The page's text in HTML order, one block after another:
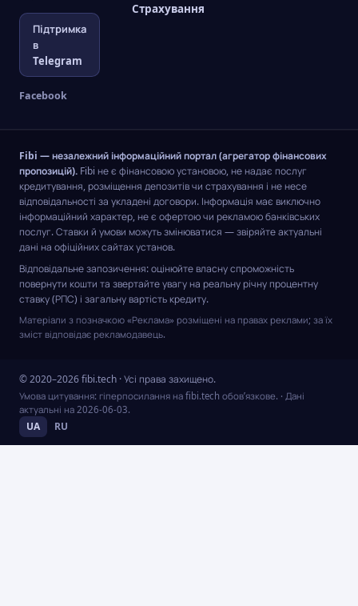
Підтримка
в
Telegram
Facebook
Страхування
Fibi — незалежний інформаційний портал (агрегатор фінансових
пропозицій). Fibi не є фінансовою установою, не надає послуг
кредитування, розміщення депозитів чи страхування і не несе
відповідальності за укладені договори. Інформація має виключно
інформаційний характер, не є офертою чи рекламою банківських
послуг. Ставки й умови можуть змінюватися — звіряйте актуальні
дані на офіційних сайтах установ.
Відповідальне запозичення: оцінюйте власну спроможність
повернути кошти та звертайте увагу на реальну річну процентну
ставку (РПС) і загальну вартість кредиту.
Матеріали з позначкою «Реклама» розміщені на правах реклами; за їх
зміст відповідає рекламодавець.
© 2020–2026 fibi.tech · Усі права захищено.
Умова цитування: гіперпосилання на fibi.tech обов’язкове. · Дані
актуальні на 2026-06-03.
UA RU